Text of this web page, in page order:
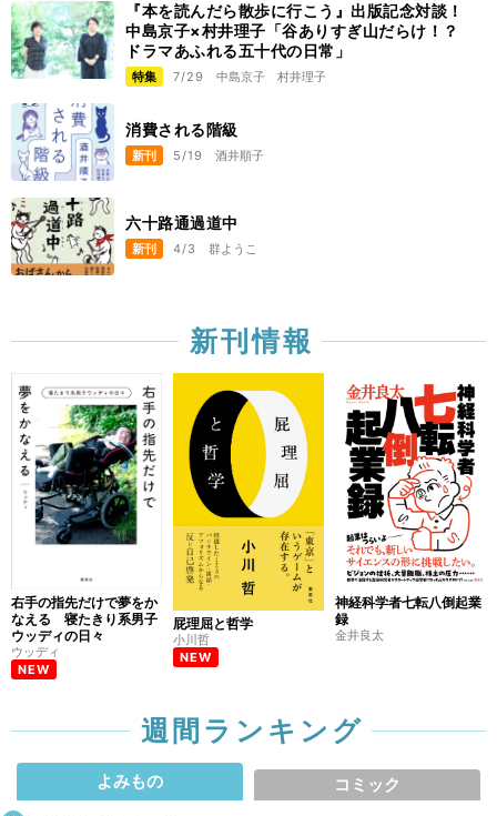
『本を読んだら散歩に行こう』出版記念対談！
中島京子×村井理子「谷ありすぎ山だらけ！？
ドラマあふれる五十代の日常」
特集 7/29 中島京子 村井理子
消費される階級
新刊 5/19 酒井順子
六十路通過道中
新刊 4/3 群ようこ
新刊情報
右手の指先だけで夢をか
なえる 寝たきり系男子
ウッディの日々
ウッディ
NEW
屁理屈と哲学
小川哲
NEW
神経科学者七転八倒起業
録
金井良太
週間ランキング
よみもの コミック